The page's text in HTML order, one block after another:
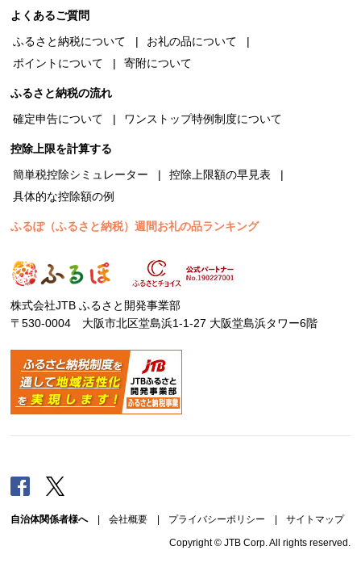
よくあるご質問
ふるさと納税について
お礼の品について
ポイントについて
寄附について
ふるさと納税の流れ
確定申告について
ワンストップ特例制度について
控除上限を計算する
簡単税控除シミュレーター
控除上限額の早見表
具体的な控除額の例
ふるぽ（ふるさと納税）週間お礼の品ランキング
株式会社JTB ふるさと開発事業部
〒530-0004 大阪市北区堂島浜1-1-27 大阪堂島浜タワー6階
Facebook
自治体関係者様へ| 会社概要 プライバシーポリシー サイトマップ
Copyright © JTB Corp. All rights reserved.